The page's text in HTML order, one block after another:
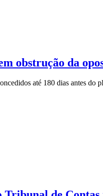
obstrução da
até 180 dias antes do